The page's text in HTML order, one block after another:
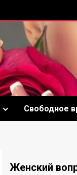
Свободное
Женский